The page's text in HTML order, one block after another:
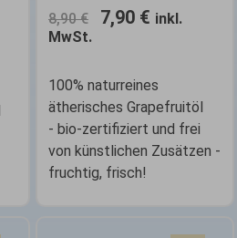
8,90€ 7,90 € inkl.
MwSt.
100% naturreines
ätherisches Grapefruitöl
- bio-zertifiziert und frei
von künstlichen Zusätzen -
fruchtig, frisch!